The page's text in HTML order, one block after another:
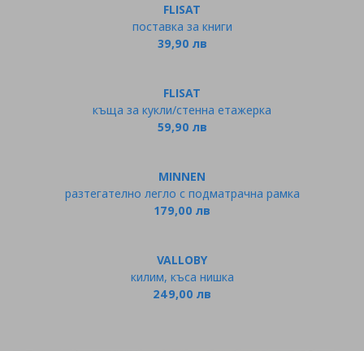
FLISAT
поставка за книги
39,90 лв
FLISAT
къща за кукли/стенна етажерка
59,90 лв
MINNEN
разтегателно легло с подматрачна рамка
179,00 лв
VALLOBY
килим, къса нишка
249,00 лв